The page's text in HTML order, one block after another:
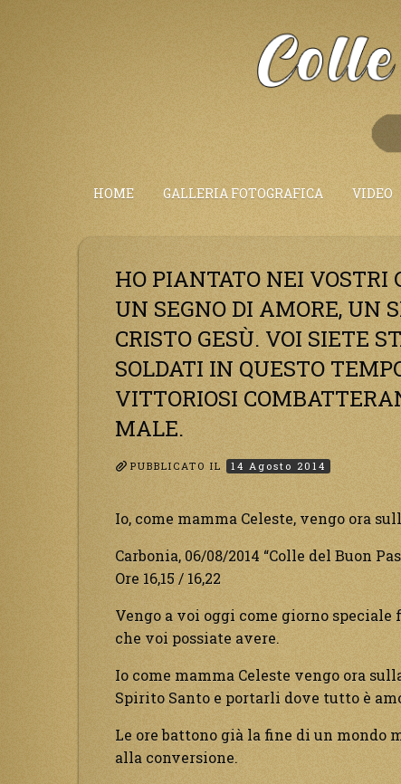
HOME GALLERIA FOTOGRAFICA VIDEO
HO PIANTATO NEI VOSTRI
UN SEGNO DI AMORE, UN
CRISTO GESÙ. VOI SIETE
SOLDATI IN QUESTO
VITTORIOSI
MALE.
PUBBLICATO IL 14 Agosto 2014
Io, come mamma Celeste, vengo ora
Carbonia, 06/08/2014 “Colle del Buon
Ore 16,15 / 16,22
Vengo a voi oggi come giorno
che voi possiate avere.
Io come mamma Celeste vengo ora
Spirito Santo e portarli dove tutto è
Le ore battono già la fine di un
alla conversione.